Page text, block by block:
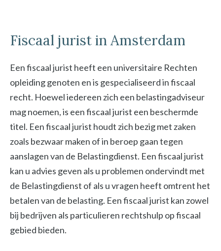
Fiscaal jurist in Amsterdam
Een fiscaal jurist heeft een universitaire Rechten
opleiding genoten en is gespecialiseerd in fiscaal
recht. Hoewel iedereen zich een belastingadviseur
mag noemen, is een fiscaal jurist een beschermde
titel. Een fiscaal jurist houdt zich bezig met zaken
zoals bezwaar maken of in beroep gaan tegen
aanslagen van de Belastingdienst. Een fiscaal jurist
kan u advies geven als u problemen ondervindt met
de Belastingdienst of als u vragen heeft omtrent het
betalen van de belasting. Een fiscaal jurist kan zowel
bij bedrijven als particulieren rechtshulp op fiscaal
gebied bieden.